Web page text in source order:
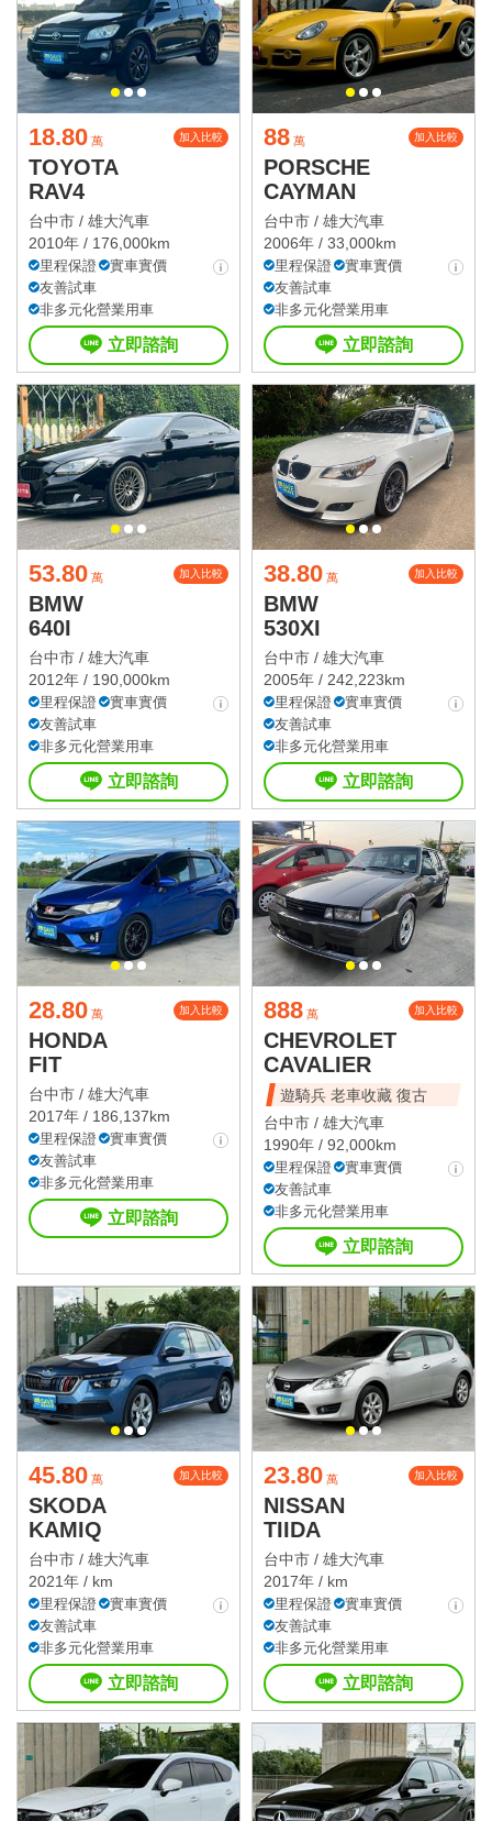
18.80 萬 加入比較
TOYOTA
RAV4
台中市 / 雄大汽車
2010年 / 176,000km
里程保證
實車實價
友善試車
非多元化營業用車
立即諮詢
88 萬 加入比較
PORSCHE
CAYMAN
台中市 / 雄大汽車
2006年 / 33,000km
里程保證
實車實價
友善試車
非多元化營業用車
立即諮詢
53.80 萬 加入比較
BMW
640I
台中市 / 雄大汽車
2012年 / 190,000km
里程保證
實車實價
友善試車
非多元化營業用車
立即諮詢
38.80 萬 加入比較
BMW
530XI
台中市 / 雄大汽車
2005年 / 242,223km
里程保證
實車實價
友善試車
非多元化營業用車
立即諮詢
28.80 萬 加入比較
HONDA
FIT
台中市 / 雄大汽車
2017年 / 186,137km
里程保證
實車實價
友善試車
非多元化營業用車
立即諮詢
888 萬 加入比較
CHEVROLET
CAVALIER
遊騎兵 老車收藏 復古
台中市 / 雄大汽車
1990年 / 92,000km
里程保證
實車實價
友善試車
非多元化營業用車
立即諮詢
45.80 萬 加入比較
SKODA
KAMIQ
台中市 / 雄大汽車
2021年 / km
里程保證
實車實價
友善試車
非多元化營業用車
立即諮詢
23.80 萬 加入比較
NISSAN
TIIDA
台中市 / 雄大汽車
2017年 / km
里程保證
實車實價
友善試車
非多元化營業用車
立即諮詢